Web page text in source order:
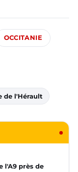
OCCITANIE
de l'Hérault
l'A9 près de